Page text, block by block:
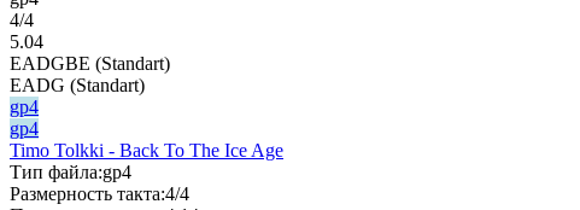
4/4
5.04
EADGBE (Standart)
EADG (Standart)
gp4
gp4
Timo Tolkki - Back To The Ice Age
Тип файла:gp4
Размерность такта:4/4